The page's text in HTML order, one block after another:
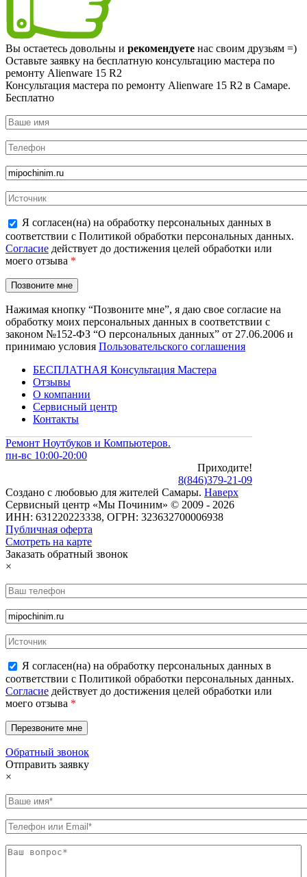
Вы остаетесь довольны и рекомендуете нас своим друзьям =)
Оставьте заявку на бесплатную консультацию мастера по
ремонту Alienware 15 R2
Консультация мастера по ремонту Alienware 15 R2 в Самаре.
Бесплатно
Я согласен(на) на обработку персональных данных в
соответствии с Политикой обработки персональных данных.
Согласие действует до достижения целей обработки или
моего отзыва *
Нажимая кнопку “Позвоните мне”, я даю свое согласие на
обработку моих персональных данных в соответствии с
законом №152-ФЗ “О персональных данных” от 27.06.2006 и
принимаю условия Пользовательского соглашения
БЕСПЛАТНАЯ Консультация Мастера
Отзывы
О компании
Сервисный центр
Контакты
Ремонт Ноутбуков и Компьютеров.
пн-вс 10:00-20:00
Приходите!
8(846)379-21-09
Создано с любовью для жителей Самары. Наверх
Сервисный центр «Мы Починим» © 2009 - 2026
ИНН: 631220223338, ОГРН: 323632700006938
Публичная оферта
Смотреть на карте
Заказать обратный звонок
×
Я согласен(на) на обработку персональных данных в
соответствии с Политикой обработки персональных данных.
Согласие действует до достижения целей обработки или
моего отзыва *
Обратный звонок
Отправить заявку
×